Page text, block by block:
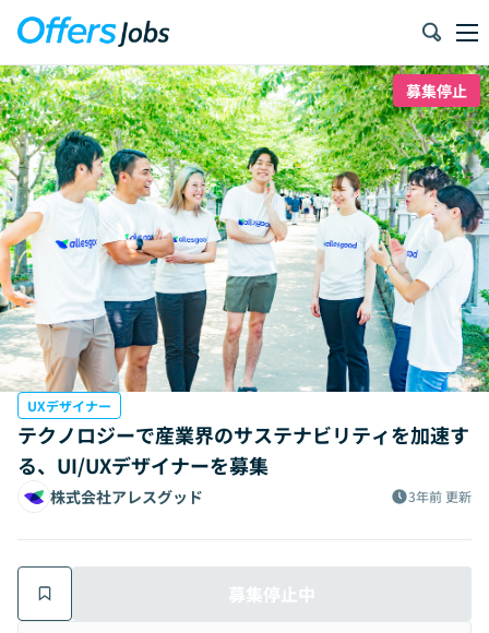
募集停止
UXデザイナー
テクノロジーで産業界のサステナビリティを加速す
る、UI/UXデザイナーを募集
株式会社アレスグッド 3年前 更新
募集停止中